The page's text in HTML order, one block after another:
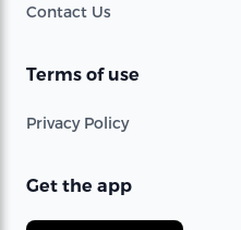
Contact Us
Terms of use
Privacy Policy
Get the app